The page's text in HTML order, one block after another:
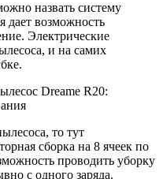
назвать систему
дает возможность
Электрические
и на самих
то тут
сборка на 8 ячеек по
проводить уборку
с одного заряда.